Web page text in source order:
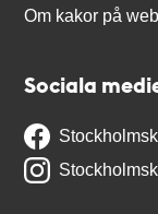
Om kakor på
Sociala